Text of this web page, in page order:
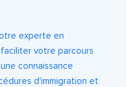
experte en
votre parcours
connaissance
d'immigration et